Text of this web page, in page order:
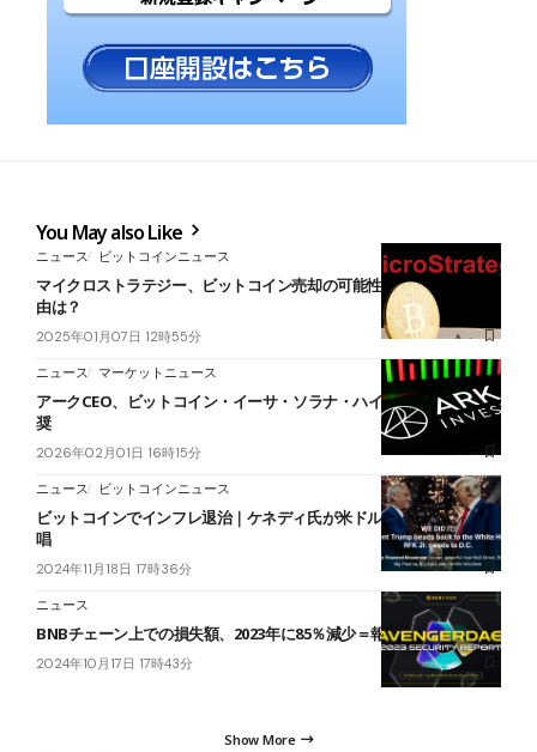
You May also Like
ニュース ビットコインニュース
マイクロストラテジー、ビットコイン売却の可能性を示唆｜その理
由は？
2025年01月07日 12時55分
ニュース マーケットニュース
アークCEO、ビットコイン・イーサ・ソラナ・ハイパーリキッド推
奨
2026年02月01日 16時15分
ニュース ビットコインニュース
ビットコインでインフレ退治｜ケネディ氏が米ドル防衛策として提
唱
2024年11月18日 17時36分
ニュース
BNBチェーン上での損失額、2023年に85％減少＝報告書
2024年10月17日 17時43分
Show More